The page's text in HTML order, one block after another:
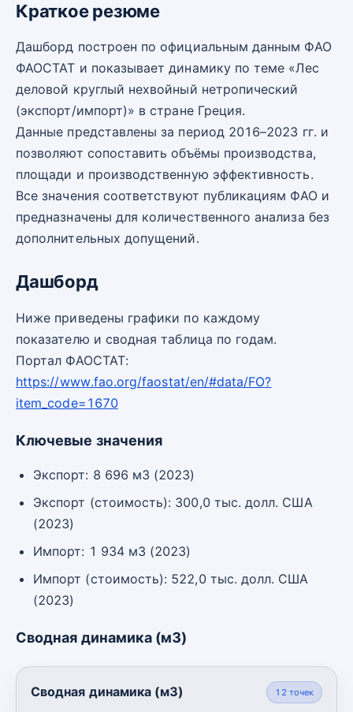
Краткое резюме
Дашборд построен по официальным данным ФАО
ФАОСТАТ и показывает динамику по теме «Лес
деловой круглый нехвойный нетропический
(экспорт/импорт)» в стране Греция.
Данные представлены за период 2016–2023 гг. и
позволяют сопоставить объёмы производства,
площади и производственную эффективность.
Все значения соответствуют публикациям ФАО и
предназначены для количественного анализа без
дополнительных допущений.
Дашборд
Ниже приведены графики по каждому
показателю и сводная таблица по годам.
Портал ФАОСТАТ:
https://www.fao.org/faostat/en/#data/FO?
item_code=1670
Ключевые значения
Экспорт: 8 696 м3 (2023)
Экспорт (стоимость): 300,0 тыс. долл. США
(2023)
Импорт: 1 934 м3 (2023)
Импорт (стоимость): 522,0 тыс. долл. США
(2023)
Сводная динамика (м3)
Сводная динамика (м3) 12 точек